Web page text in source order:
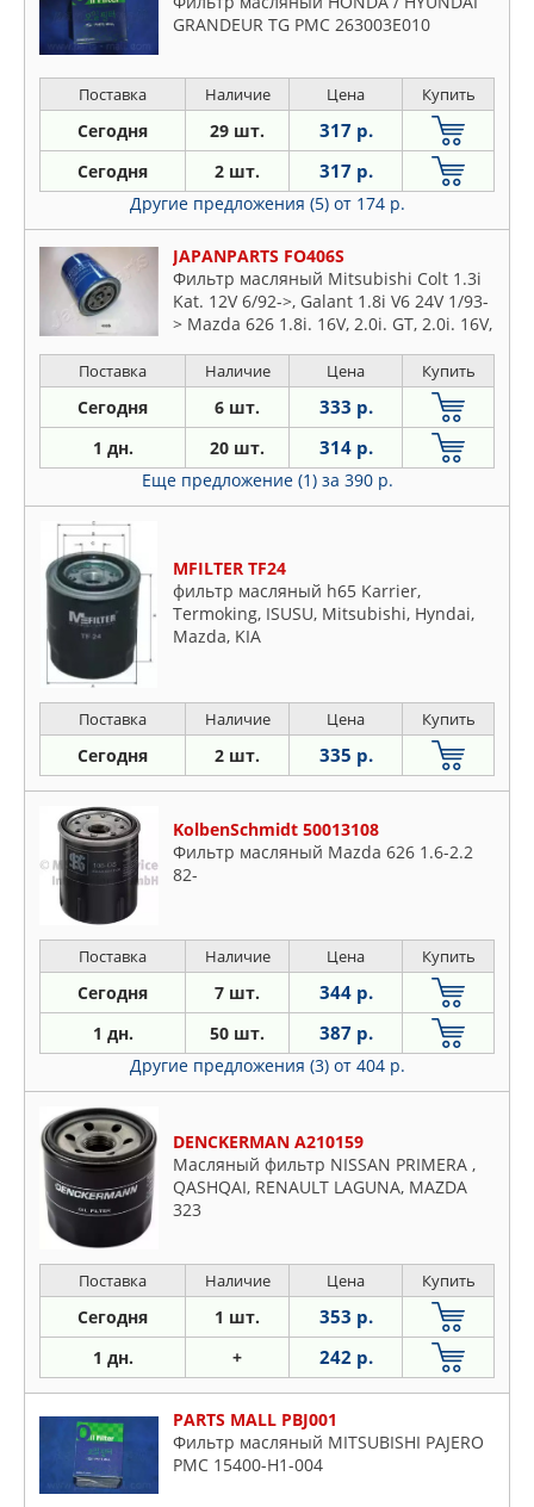
GRANDEUR TG PMC 263003E010
Поставка Наличие Цена Купить
Сегодня 29 шт. 317 р.
Сегодня 2 шт. 317 р.
Другие предложения (5) от 174 р.
JAPANPARTS FO406S
Фильтр масляный Mitsubishi Colt 1.3i
Kat. 12V 6/92->, Galant 1.8i V6 24V 1/93-
> Mazda 626 1.8i. 16V, 2.0i. GT, 2.0i. 16V,
Поставка Наличие Цена Купить
Сегодня 6 шт. 333 р.
1 дн. 20 шт. 314 р.
Еще предложение (1) за 390 р.
MFILTER TF24
фильтр масляный h65 Karrier,
Termoking, ISUSU, Mitsubishi, Hyndai,
Mazda, KIA
Поставка Наличие Цена Купить
Сегодня 2 шт. 335 р.
KolbenSchmidt 50013108
Фильтр масляный Mazda 626 1.6-2.2
82-
Поставка Наличие Цена Купить
Сегодня 7 шт. 344 р.
1 дн. 50 шт. 387 р.
Другие предложения (3) от 404 р.
DENCKERMAN A210159
Масляный фильтр NISSAN PRIMERA ,
QASHQAI, RENAULT LAGUNA, MAZDA
323
Поставка Наличие Цена Купить
Сегодня 1 шт. 353 р.
1 дн. + 242 р.
PARTS MALL PBJ001
Фильтр масляный MITSUBISHI PAJERO
PMC 15400-H1-004